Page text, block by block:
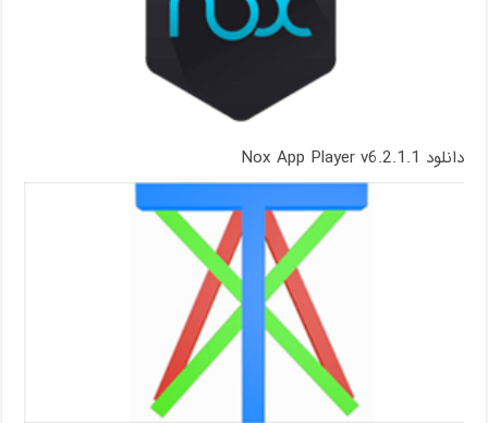
دانلود Nox App Player v6.2.1.1